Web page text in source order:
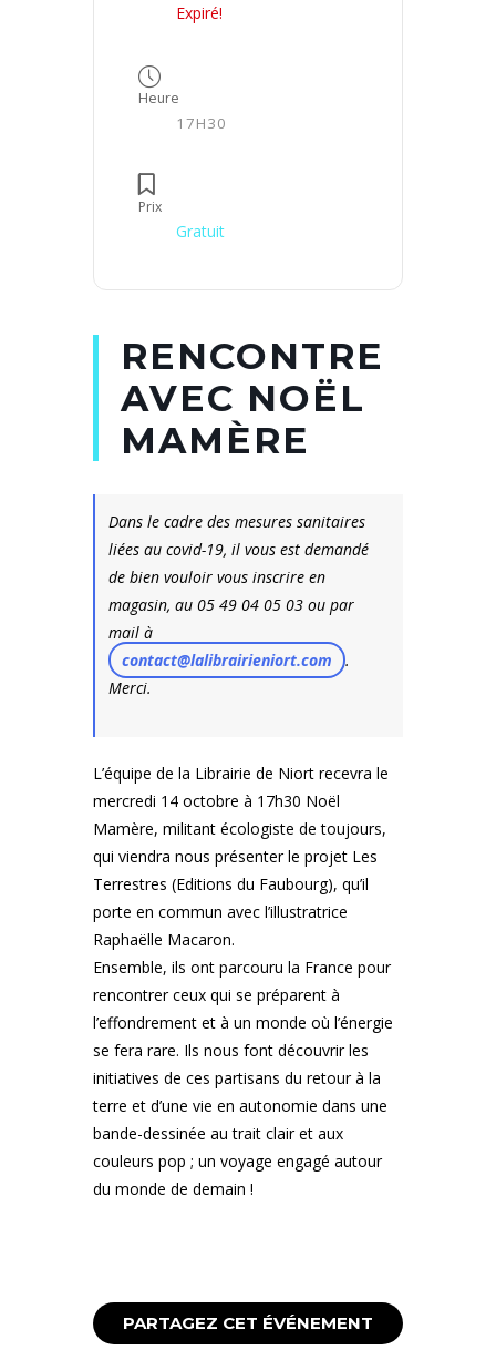
Expiré!
Heure
17H30
Prix
Gratuit
RENCONTRE
AVEC NOËL
MAMÈRE
Dans le cadre des mesures sanitaires
liées au covid-19, il vous est demandé
de bien vouloir vous inscrire en
magasin, au 05 49 04 05 03 ou par
mail à
contact@lalibrairieniort.com
.
Merci.
L’équipe de la Librairie de Niort recevra le
mercredi 14 octobre à 17h30 Noël
Mamère, militant écologiste de toujours,
qui viendra nous présenter le projet Les
Terrestres (Editions du Faubourg), qu’il
porte en commun avec l’illustratrice
Raphaëlle Macaron.
Ensemble, ils ont parcouru la France pour
rencontrer ceux qui se préparent à
l’effondrement et à un monde où l’énergie
se fera rare. Ils nous font découvrir les
initiatives de ces partisans du retour à la
terre et d’une vie en autonomie dans une
bande-dessinée au trait clair et aux
couleurs pop ; un voyage engagé autour
du monde de demain !
PARTAGEZ CET ÉVÉNEMENT